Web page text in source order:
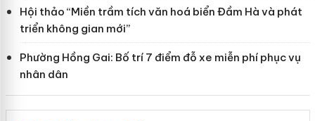
Hội thảo “Miền trầm tích văn hoá biển Đầm Hà và phát
triển không gian mới”
Phường Hồng Gai: Bố trí 7 điểm đỗ xe miễn phí phục vụ
nhân dân